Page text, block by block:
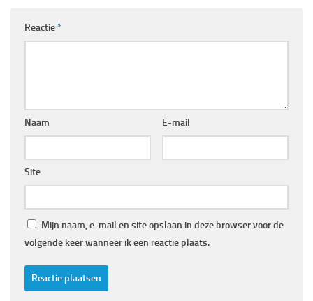
Reactie*
Naam E-mail
Site
Mijn naam, e-mail en site opslaan in deze browser voor de
volgende keer wanneer ik een reactie plaats.